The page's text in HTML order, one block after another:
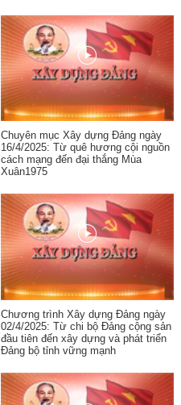
Chuyên mục Xây dựng Đảng ngày
16/4/2025: Từ quê hương cội nguồn
cách mạng đến đại thắng Mùa
Xuân1975
Chương trình Xây dựng Đảng ngày
02/4/2025: Từ chi bộ Đảng cộng sản
đầu tiên đến xây dựng và phát triển
Đảng bộ tỉnh vững mạnh